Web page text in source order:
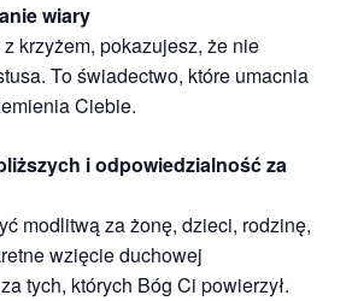
wiary
krzyżem, pokazujesz, że nie
To świadectwo, które umacnia
Ciebie.
i odpowiedzialność za
modlitwą za żonę, dzieci, rodzinę,
wzięcie duchowej
tych, których Bóg Ci powierzył.